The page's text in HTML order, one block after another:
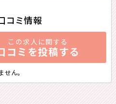
コミ情報
この求人に関する
コミを投稿する
ん。